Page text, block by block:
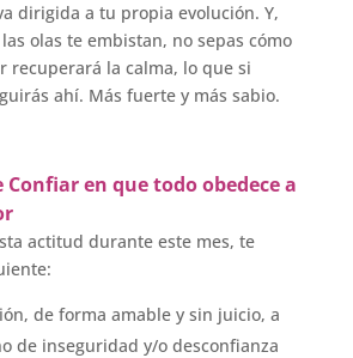
dirigida a tu propia evolución. Y,
olas te embistan, no sepas cómo
recuperará la calma, lo que si
ahí. Más fuerte y más sabio.
Confiar en que todo obedece a
actitud durante este mes, te
de forma amable y sin juicio, a
de inseguridad y/o desconfianza